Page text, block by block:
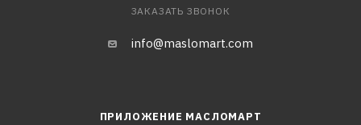
ЗАКАЗАТЬ ЗВОНОК
info@maslomart.com
ПРИЛОЖЕНИЕ МАСЛОМАРТ